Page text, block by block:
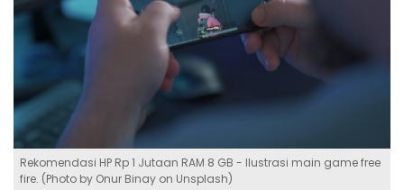
Rekomendasi HP Rp 1 Jutaan RAM 8 GB - Ilustrasi main game free
fire. (Photo by Onur Binay on Unsplash)